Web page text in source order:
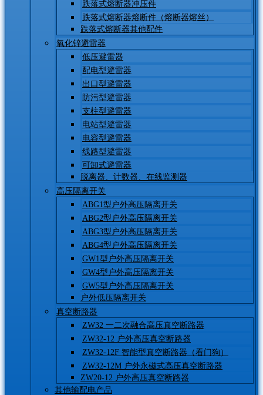
跌落式熔断器冲压件
跌落式熔断器熔断件（熔断器熔丝）
跌落式熔断器其他配件
氧化锌避雷器
低压避雷器
配电型避雷器
出口型避雷器
防污型避雷器
支柱型避雷器
电站型避雷器
电容型避雷器
线路型避雷器
可卸式避雷器
脱离器、计数器、在线监测器
高压隔离开关
ABG1型户外高压隔离开关
ABG2型户外高压隔离开关
ABG3型户外高压隔离开关
ABG4型户外高压隔离开关
GW1型户外高压隔离开关
GW4型户外高压隔离开关
GW5型户外高压隔离开关
户外低压隔离开关
真空断路器
ZW32 一二次融合高压真空断路器
ZW32-12 户外高压真空断路器
ZW32-12F 智能型真空断路器（看门狗）
ZW32-12M 户外永磁式高压真空断路器
ZW20-12 户外高压真空断路器
其他输配电产品